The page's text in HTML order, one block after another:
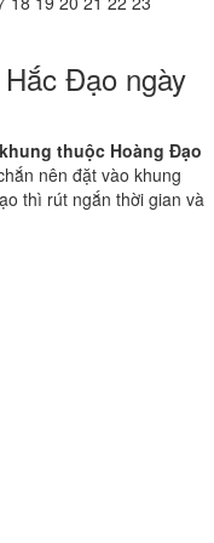
Đạo ngày
thuộc Hoàng Đạo
nên đặt vào khung
thì rút ngắn thời gian và